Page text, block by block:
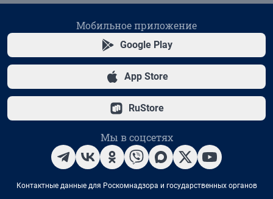
Мобильное приложение
Google Play
App Store
RuStore
Мы в соцсетях
Контактные данные для Роскомнадзора и государственных органов